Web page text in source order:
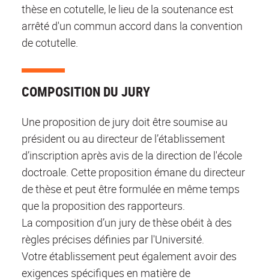
thèse en cotutelle, le lieu de la soutenance est
arrêté d'un commun accord dans la convention
de cotutelle.
COMPOSITION DU JURY
Une proposition de jury doit être soumise au
président ou au directeur de l’établissement
d’inscription après avis de la direction de l'école
doctroale. Cette proposition émane du directeur
de thèse et peut être formulée en même temps
que la proposition des rapporteurs.
La composition d’un jury de thèse obéit à des
règles précises définies par l'Université.
Votre établissement peut également avoir des
exigences spécifiques en matière de